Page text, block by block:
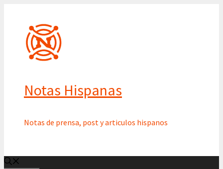
contenido
Notas Hispanas
Notas de prensa, post y articulos hispanos